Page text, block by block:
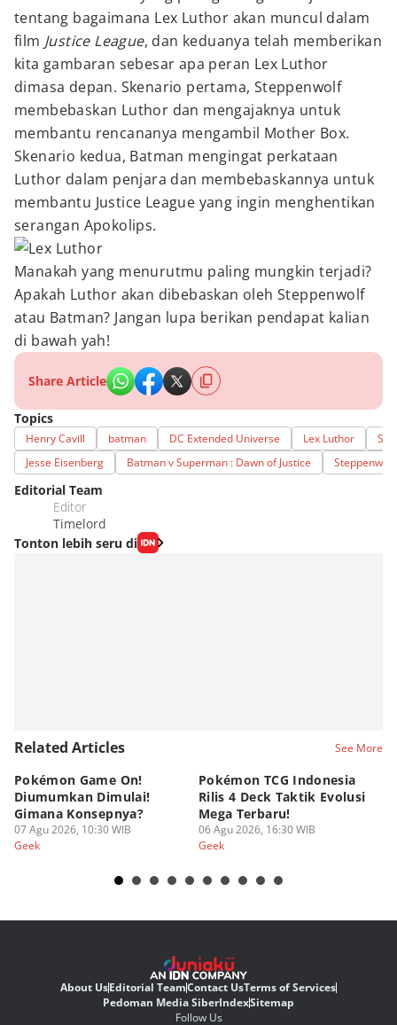
tentang bagaimana Lex Luthor akan muncul dalam
film Justice League, dan keduanya telah memberikan
kita gambaran sebesar apa peran Lex Luthor
dimasa depan. Skenario pertama, Steppenwolf
membebaskan Luthor dan mengajaknya untuk
membantu rencananya mengambil Mother Box.
Skenario kedua, Batman mengingat perkataan
Luthor dalam penjara dan membebaskannya untuk
membantu Justice League yang ingin menghentikan
serangan Apokolips.
Manakah yang menurutmu paling mungkin terjadi?
Apakah Luthor akan dibebaskan oleh Steppenwolf
atau Batman? Jangan lupa berikan pendapat kalian
di bawah yah!
Share Article
Topics
Henry Cavill batman DC Extended Universe Lex Luthor
Jesse Eisenberg
Batman v Superman : Dawn of Justice Steppenwolf
Editorial Team
Editor
Timelord
Tonton lebih seru di
Related Articles See More
Pokémon Game On!
Diumumkan Dimulai!
Gimana Konsepnya?
07 Agu 2026, 10:30 WIB
Geek
Pokémon TCG Indonesia
Rilis 4 Deck Taktik Evolusi
Mega Terbaru!
06 Agu 2026, 16:30 WIB
Geek
About UsEditorial TeamContact UsTerms of Services
Pedoman Media SiberIndexSitemap
Follow Us